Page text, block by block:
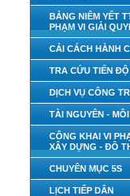
BẢNG NIÊM YẾT
PHẠM VI GIẢI
CẢI CÁCH HÀNH
TRA CỨU TIẾN
DỊCH VỤ CÔNG
TÀI NGUYÊN -
CÔNG KHAI VI
XÂY DỰNG - ĐÔ
CHUYÊN MỤC 5S
LỊCH TIẾP DÂN